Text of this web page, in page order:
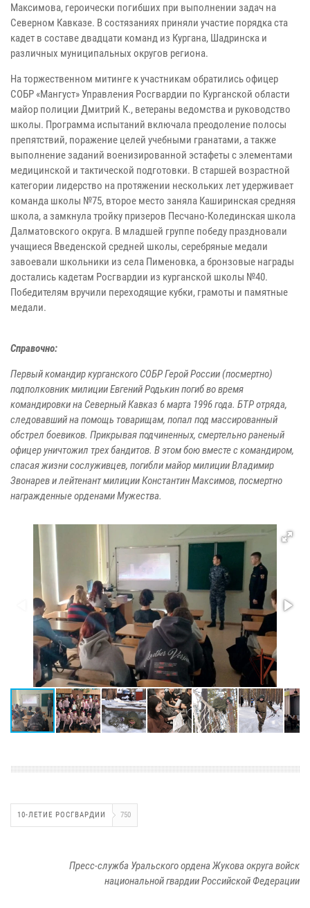
Максимова, героически погибших при выполнении задач на
Северном Кавказе. В состязаниях приняли участие порядка ста
кадет в составе двадцати команд из Кургана, Шадринска и
различных муниципальных округов региона.
На торжественном митинге к участникам обратились офицер
СОБР «Мангуст» Управления Росгвардии по Курганской области
майор полиции Дмитрий К., ветераны ведомства и руководство
школы. Программа испытаний включала преодоление полосы
препятствий, поражение целей учебными гранатами, а также
выполнение заданий военизированной эстафеты с элементами
медицинской и тактической подготовки. В старшей возрастной
категории лидерство на протяжении нескольких лет удерживает
команда школы №75, второе место заняла Каширинская средняя
школа, а замкнула тройку призеров Песчано-Колединская школа
Далматовского округа. В младшей группе победу праздновали
учащиеся Введенской средней школы, серебряные медали
завоевали школьники из села Пименовка, а бронзовые награды
достались кадетам Росгвардии из курганской школы №40.
Победителям вручили переходящие кубки, грамоты и памятные
медали.
Справочно:
Первый командир курганского СОБР Герой России (посмертно)
подполковник милиции Евгений Родькин погиб во время
командировки на Северный Кавказ 6 марта 1996 года. БТР отряда,
следовавший на помощь товарищам, попал под массированный
обстрел боевиков. Прикрывая подчиненных, смертельно раненый
офицер уничтожил трех бандитов. В этом бою вместе с командиром,
спасая жизни сослуживцев, погибли майор милиции Владимир
Звонарев и лейтенант милиции Константин Максимов, посмертно
награжденные орденами Мужества.
10-ЛЕТИЕ РОСГВАРДИИ 750
Пресс-служба Уральского ордена Жукова округа войск
национальной гвардии Российской Федерации